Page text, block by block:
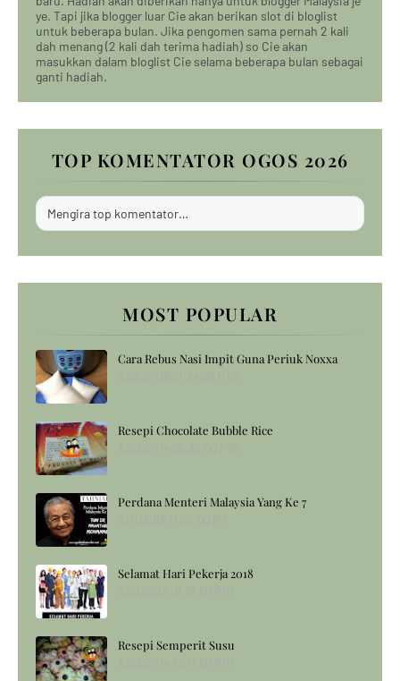
ye. Tapi jika blogger luar Cie akan berikan slot di bloglist
untuk beberapa bulan. Jika pengomen sama pernah 2 kali
dah menang (2 kali dah terima hadiah) so Cie akan
masukkan dalam bloglist Cie selama beberapa bulan sebagai
ganti hadiah.
TOP KOMENTATOR OGOS 2026
Mengira top komentator…
MOST POPULAR
Cara Rebus Nasi Impit Guna Periuk Noxxa
Resepi Chocolate Bubble Rice
Perdana Menteri Malaysia Yang Ke 7
Selamat Hari Pekerja 2018
Resepi Semperit Susu